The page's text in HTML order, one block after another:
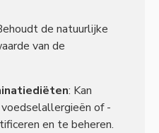
de natuurlijke
van de
: Kan
of -
en te beheren.